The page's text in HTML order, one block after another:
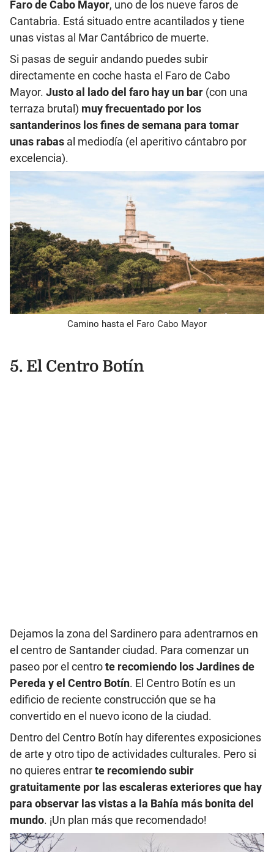
Faro de Cabo Mayor, uno de los nueve faros de
Cantabria. Está situado entre acantilados y tiene
unas vistas al Mar Cantábrico de muerte.
Si pasas de seguir andando puedes subir
directamente en coche hasta el Faro de Cabo
Mayor. Justo al lado del faro hay un bar (con una
terraza brutal) muy frecuentado por los
santanderinos los fines de semana para tomar
unas rabas al mediodía (el aperitivo cántabro por
excelencia).
Camino hasta el Faro Cabo Mayor
5. El Centro Botín
Dejamos la zona del Sardinero para adentrarnos en
el centro de Santander ciudad. Para comenzar un
paseo por el centrote recomiendo los Jardines de
Pereda y el Centro Botín. El Centro Botín es un
edificio de reciente construcción que se ha
convertido en el nuevo icono de la ciudad.
Dentro del Centro Botín hay diferentes exposiciones
de arte y otro tipo de actividades culturales. Pero si
no quieres entrarte recomiendo subir
gratuitamente por las escaleras exteriores que hay
para observar las vistas a la Bahía más bonita del
mundo. ¡Un plan más que recomendado!